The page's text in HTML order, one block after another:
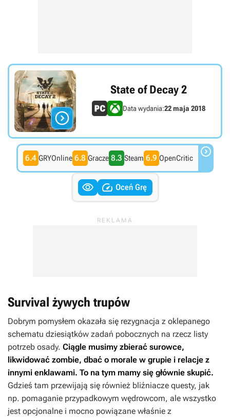

State of Decay 2
Data wydania:22 maja 2018
6.4 GRYOnline 6.8 Gracze 8.3 Steam 6.9 OpenCritic 
  Oceń Grę
Survival żywych trupów
Dobrym pomysłem okazała się rezygnacja z oklepanego
schematu dziesiątków zadań pobocznych na rzecz listy
potrzeb osady. Ciągle musimy zbierać surowce,
likwidować zombie, dbać o morale w grupie i relacje z
innymi enklawami. To na tym mamy się głównie skupić.
Gdzieś tam przewijają się również bliźniacze questy, jak
np. pomaganie przypadkowym wędrowcom, ale wszystko
jest opcjonalne i mocno powiązane właśnie z